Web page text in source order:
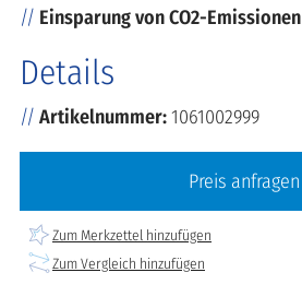
Einsparung von CO2-Emissionen
Details
Artikelnummer:1061002999
Preis anfragen
Zum Merkzettel hinzufügen
Zum Vergleich hinzufügen